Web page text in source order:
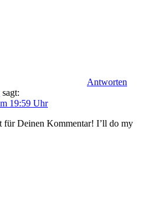
Antworten
sagt:
19:59 Uhr
für Deinen Kommentar! I’ll do my